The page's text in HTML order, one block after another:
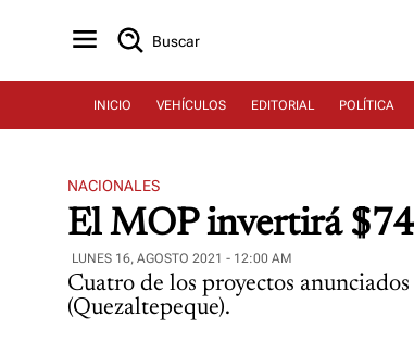
Buscar
INICIO VEHÍCULOS EDITORIAL POLÍTICA
NACIONALES
El MOP invertirá $74
LUNES 16, AGOSTO 2021 - 12:00 AM
Cuatro de los proyectos
(Quezaltepeque).